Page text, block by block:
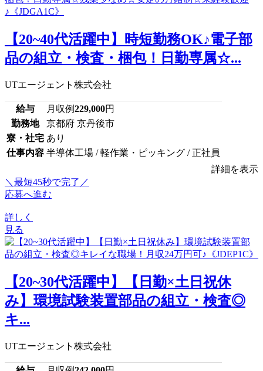
【20~40代活躍中】時短勤務OK♪電子部
品の組立・検査・梱包！日勤専属☆...
UTエージェント株式会社
給与 月収例229,000円
勤務地
京都府 京丹後市
寮・社宅 あり
仕事内容 半導体工場 / 軽作業・ピッキング / 正社員
詳細を表示
＼最短45秒で完了／
応募へ進む
詳しく
見る
【20~30代活躍中】【日勤×土日祝休
み】環境試験装置部品の組立・検査◎
キ...
UTエージェント株式会社